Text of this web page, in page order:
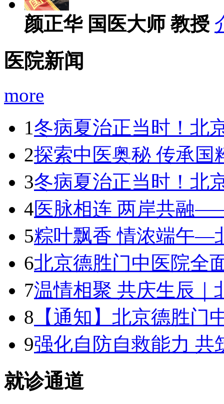
颜正华 国医大师 教授
医院新闻
more
1冬病夏治正当时！北
2探索中医奥秘 传承
3冬病夏治正当时！北
4医脉相连 两岸共融
5粽叶飘香 情浓端午—
6北京德胜门中医院全
7温情相聚 共庆生辰｜
8 【通知】北京德胜门
9强化自防自救能力 共
就诊通道